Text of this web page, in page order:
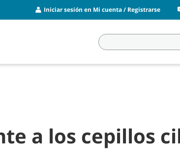
Iniciar sesión en Mi cuenta / Registrarse
a los cepillos